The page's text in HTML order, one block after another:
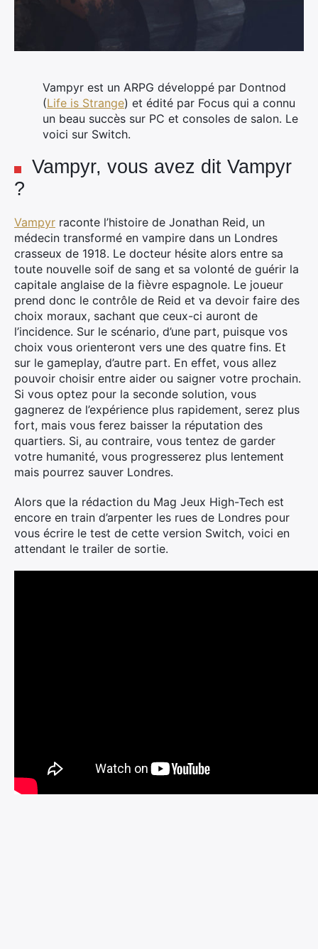
Vampyr est un ARPG développé par Dontnod
(Life is Strange) et édité par Focus qui a connu
un beau succès sur PC et consoles de salon. Le
voici sur Switch.
Vampyr, vous avez dit Vampyr
?
Vampyr raconte l’histoire de Jonathan Reid, un
médecin transformé en vampire dans un Londres
crasseux de 1918. Le docteur hésite alors entre sa
toute nouvelle soif de sang et sa volonté de guérir la
capitale anglaise de la fièvre espagnole. Le joueur
prend donc le contrôle de Reid et va devoir faire des
choix moraux, sachant que ceux-ci auront de
l’incidence. Sur le scénario, d’une part, puisque vos
choix vous orienteront vers une des quatre fins. Et
sur le gameplay, d’autre part. En effet, vous allez
pouvoir choisir entre aider ou saigner votre prochain.
Si vous optez pour la seconde solution, vous
gagnerez de l’expérience plus rapidement, serez plus
fort, mais vous ferez baisser la réputation des
quartiers. Si, au contraire, vous tentez de garder
votre humanité, vous progresserez plus lentement
mais pourrez sauver Londres.
Alors que la rédaction du Mag Jeux High-Tech est
encore en train d’arpenter les rues de Londres pour
vous écrire le test de cette version Switch, voici en
attendant le trailer de sortie.